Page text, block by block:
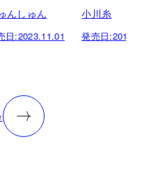
んしゅん
日:2023.11.01
小川糸
発売日: